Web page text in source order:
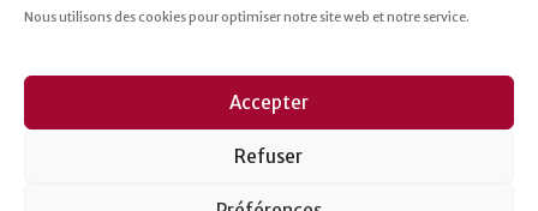
Nous utilisons des cookies pour optimiser notre site web et notre service.
Accepter
Refuser
Working Papers
Italie plurielle
Cahiers d’études italiennes
Les cahiers du CRHIPA